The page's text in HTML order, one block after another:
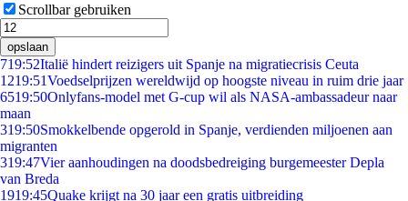
Scrollbar gebruiken
opslaan
719:52Italië hindert reizigers uit Spanje na migratiecrisis Ceuta
1219:51Voedselprijzen wereldwijd op hoogste niveau in ruim drie jaar
6519:50Onlyfans-model met G-cup wil als NASA-ambassadeur naar
maan
319:50Smokkelbende opgerold in Spanje, verdienden miljoenen aan
migranten
319:47Vier aanhoudingen na doodsbedreiging burgemeester Depla
van Breda
1919:45Quake krijgt na 30 jaar een gratis uitbreiding